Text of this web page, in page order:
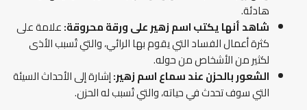
هادئة.
شاهد أنها يكتب اسم زهير على ورقة محروقة:علامة على
كثرة أعمال الفساد التي يقوم بها الرائي، والتي تُسبب الأذى
لكثير من الأشخاص من حوله.
الشعور بالحزن عند سماع اسم زهير:إشارة إلى الأحداث السيئة
التي سوف تحدث في حياته، والتي تُسبب له الحزن.